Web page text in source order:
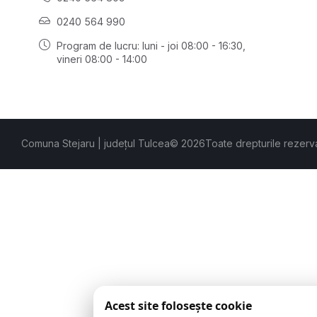
0240 564 990
Program de lucru: luni - joi 08:00 - 16:30,
vineri 08:00 - 14:00
Comuna Stejaru | județul Tulcea© 2026Toate drepturile
Acest site folosește cookie